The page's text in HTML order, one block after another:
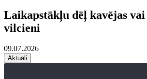
Laikapstākļu dēļ kavējas
vilcieni
09.07.2026
Aktuāli